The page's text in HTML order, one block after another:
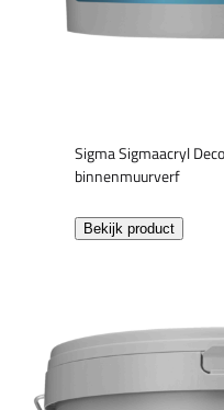
Sigma Sigmaacryl
binnenmuurverf
Bekijk product